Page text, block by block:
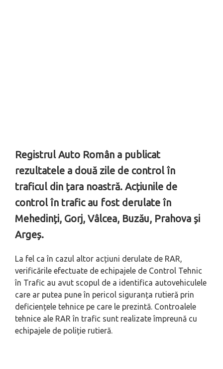
Registrul Auto Român a publicat
rezultatele a două zile de control în
traficul din țara noastră. Acțiunile de
control în trafic au fost derulate în
Mehedinți, Gorj, Vâlcea, Buzău, Prahova și
Argeș.
La fel ca în cazul altor acțiuni derulate de RAR,
verificările efectuate de echipajele de Control Tehnic
în Trafic au avut scopul de a identifica autovehiculele
care ar putea pune în pericol siguranța rutieră prin
deficiențele tehnice pe care le prezintă. Controalele
tehnice ale RAR în trafic sunt realizate împreună cu
echipajele de poliție rutieră.